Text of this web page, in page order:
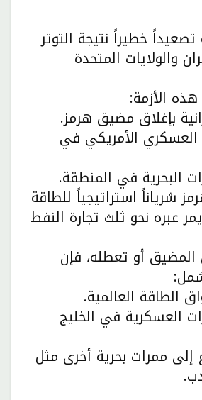
خطيراً نتيجة التوتر
والولايات المتحدة
الأزمة:
العسكري الأمريكي في
شرياناً استراتيجياً للطاقة
عبره نحو ثلث تجارة النفط
أو تعطله، فإن
العسكرية في الخليج
إلى ممرات بحرية أخرى مثل